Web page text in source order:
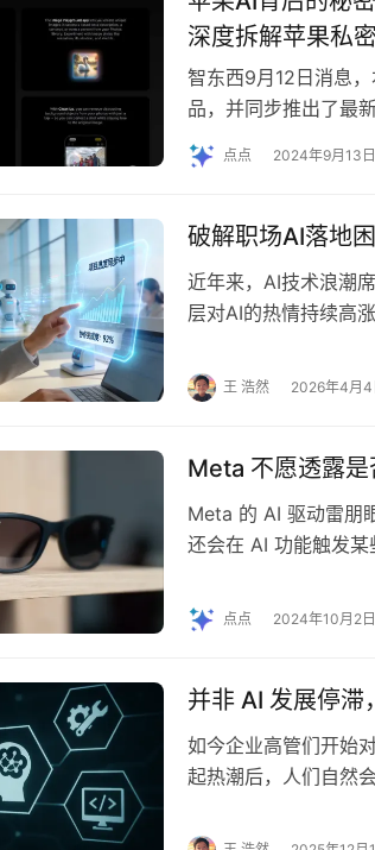
深度拆解苹果私
智东西9月12日消息
品，并同步推出了最
（Apple Intelli…
点点 2024年9月13日
破解职场AI落地
近年来，AI技术浪潮
层对AI的热情持续高
王 浩然 2026年4月4
Meta 不愿透露
Meta 的 AI 驱动雷朋
还会在 AI 功能触发某
点点 2024年10月2日
并非 AI 发展停滞
如今企业高管们开始
起热潮后，人们自然